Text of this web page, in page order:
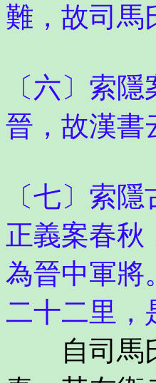
難，故司馬
〔六〕索
晉，故漢書
〔七〕索
正義案春秋
為晉中軍將
二十二里，
自司馬氏